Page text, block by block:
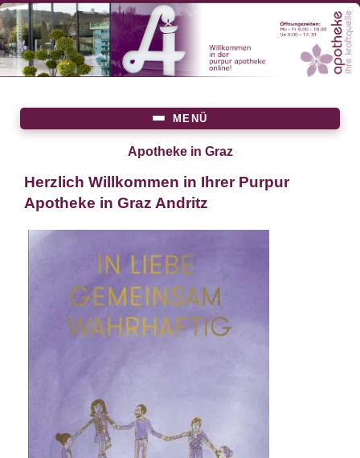
Direkt
zum
Inhalt
MENÜ
Main Apotheke in Graz
Herzlich Willkommen in Ihrer Purpur
Apotheke in Graz Andritz